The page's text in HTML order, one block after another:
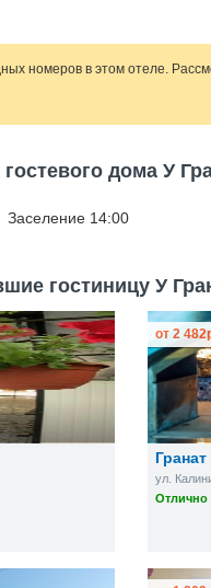
номеров в этом отеле.
дома У
Заселение 14:00
гостиницу У
Гранат
ул.
Отлично
от 2 482